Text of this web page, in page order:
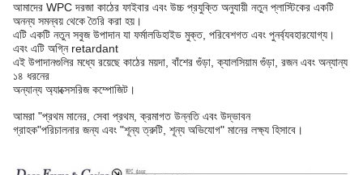
আমাদের WPC দরজা কাঠের ফাইবার এবং উচ্চ প্রযুক্তি অনুযায়ী নতুন প্লাস্টিকের একটি
অনন্য সমন্বয় থেকে তৈরি করা হয়।
এটি একটি নতুন সবুজ উপাদান যা ফর্মালডিহাইড মুক্ত, পরিবেশগত এবং পুনর্ব্যবহারযোগ্য।
এবং এটি অগ্নি retardant
এই উপাদানগুলির মধ্যে রয়েছে কাঠের ময়দা, বাঁশের গুঁড়া, ক্যালসিয়াম গুঁড়া, রজন এবং অন্যান্য
১৪ ধরনের
অন্যান্য অ্যাক্সেসরিজ কম্পোজিট।
আমরা "প্রথম মানের, সেবা প্রথম, ক্রমাগত উন্নতি এবং উদ্ভাবন
গ্রাহক"পরিচালনার জন্য এবং "শূন্য ত্রুটি, শূন্য অভিযোগ" মানের লক্ষ্য হিসাবে।